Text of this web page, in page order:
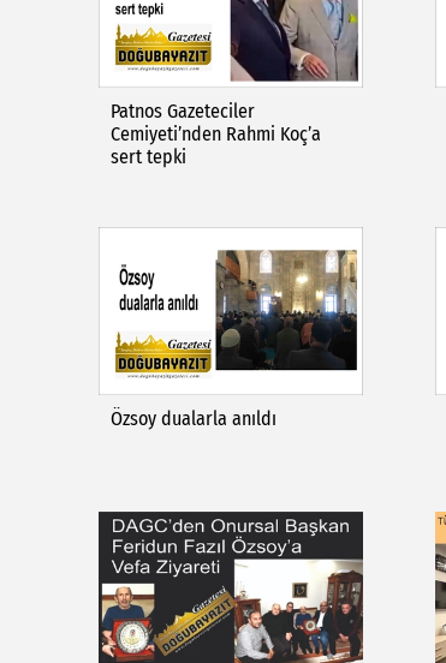
Patnos Gazeteciler
Cemiyeti’nden Rahmi Koç’a
sert tepki
Özsoy dualarla anıldı